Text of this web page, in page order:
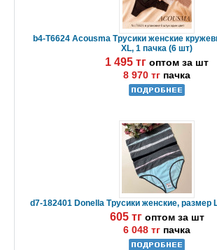
b4-T6624 Acousma Трусики женские
XL, 1 пачка (6 шт)
1 495 тг оптом за шт
8 970 тг пачка
d7-182401 Donella Трусики женские, размер
605 тг оптом за шт
6 048 тг пачка